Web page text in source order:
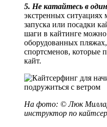
5. Не катайтесь в
экстренных ситуациях
запуска или посадки
шаги в кайтинге можно
оборудованных
спортсменов, которые
кайт.
На фото: © Люк
инструктор по